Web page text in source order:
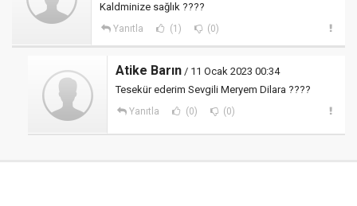
Kaldminize sağlık ????
Yanıtla (1) (0)
Atike Barın / 11 Ocak 2023 00:34
Tesekür ederim Sevgili Meryem Dilara ????
Yanıtla (0) (0)